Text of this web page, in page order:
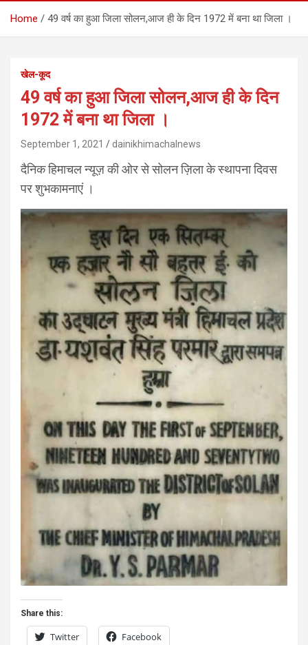
Home 49 वर्ष का हुआ जिला सोलन,आज ही के दिन 1972 में बना था जिला ।
खेल-कूद
49 वर्ष का हुआ जिला सोलन,आज ही के दिन
1972 में बना था जिला ।
September 1, 2021 dainikhimachalnews
दैनिक हिमाचल न्यूज़ की ओर से सोलन ज़िला के स्थापना दिवस
पर शुभकामनाएं ।
Share this:
Twitter Facebook